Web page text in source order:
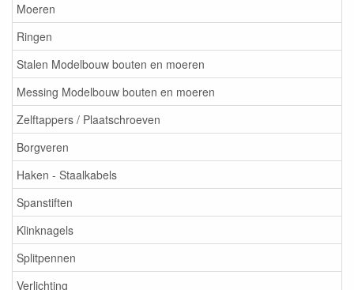
Moeren
Ringen
Stalen Modelbouw bouten en moeren
Messing Modelbouw bouten en moeren
Zelftappers / Plaatschroeven
Borgveren
Haken - Staalkabels
Spanstiften
Klinknagels
Splitpennen
Verlichting